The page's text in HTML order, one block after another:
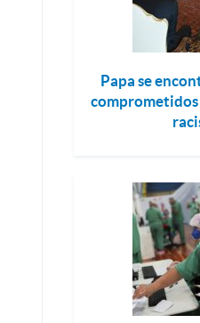
Papa se